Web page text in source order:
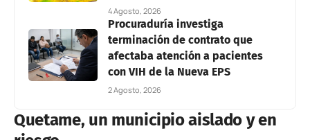
4 Agosto, 2026
Procuraduría investiga
terminación de contrato que
afectaba atención a pacientes
con VIH de la Nueva EPS
2 Agosto, 2026
Quetame, un municipio aislado y en